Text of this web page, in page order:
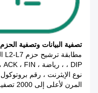
تصفية البيانات وتصفية الحزم
المرن لأعلى إلى 2000 تصفية القواعد.